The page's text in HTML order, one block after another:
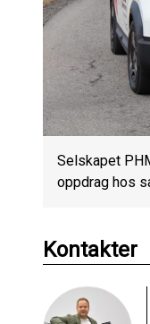
Selskapet
oppdrag hos
Kontakter